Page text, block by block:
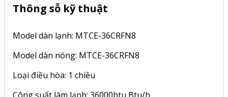
Thông sỗ kỹ thuật
Model dàn lạnh: MTCE-36CRFN8
Model dàn nóng: MTCE-36CRFN8
Loại điều hòa: 1 chiều